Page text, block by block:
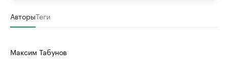
АвторыТеги
Максим Табунов